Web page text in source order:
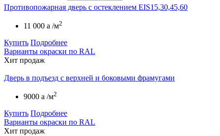
Противопожарная дверь с остеклением EIS15,30,45,60
11 000 a /м2
Купить Подробнее
Варианты окраски по RAL
Хит продаж
Дверь в подъезд с верхней и боковыми фрамугами
9000 a /м2
Купить Подробнее
Варианты окраски по RAL
Хит продаж